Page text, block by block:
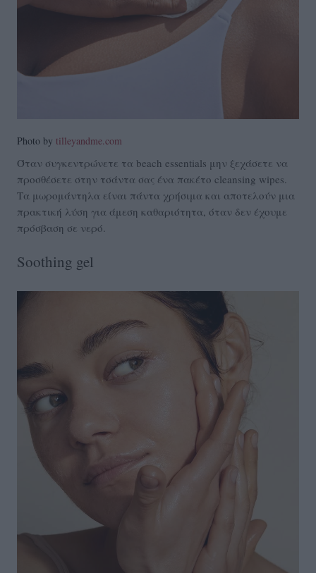
Photo by tilleyandme.com
Όταν συγκεντρώνετε τα beach essentials μην ξεχάσετε να
προσθέσετε στην τσάντα σας ένα πακέτο cleansing wipes.
Τα μωρομάντηλα είναι πάντα χρήσιμα και αποτελούν μια
πρακτική λύση για άμεση καθαριότητα, όταν δεν έχουμε
πρόσβαση σε νερό.
Soothing gel